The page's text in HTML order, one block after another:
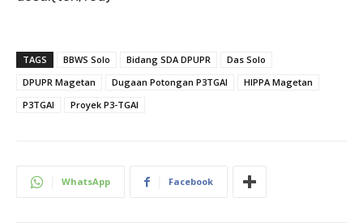
TAGS BBWS Solo Bidang SDA DPUPR
Das Solo
DPUPR Magetan
Dugaan Potongan P3TGAI
HIPPA Magetan
P3TGAI
Proyek P3-TGAI
WhatsApp Facebook